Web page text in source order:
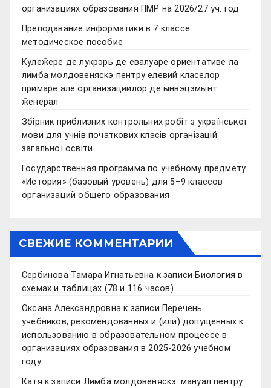
организациях образования ПМР на 2026/27 уч. год
Преподавание информатики в 7 классе:
методическое пособие
Кулеӂере де лукрэрь де евалуаре ориентативе ла
лимба молдовеняскэ пентру елевий класелор
примаре але организациилор де ынвэцэмынт
ӂенерал
Збірник приблизних контрольних робіт з української
мови для учнів початкових класів організацій
загальної освіти
Государственная программа по учебному предмету
«История» (базовый уровень) для 5–9 классов
организаций общего образования
СВЕЖИЕ КОММЕНТАРИИ
Сербинова Тамара Игнатьевна к записи Биология в
схемах и таблицах (78 и 116 часов)
Оксана Александровна к записи Перечень
учебников, рекомендованных и (или) допущенных к
использованию в образовательном процессе в
организациях образования в 2025-2026 учебном
году
Катя к записи Лимба молдовеняскэ: мануал пентру